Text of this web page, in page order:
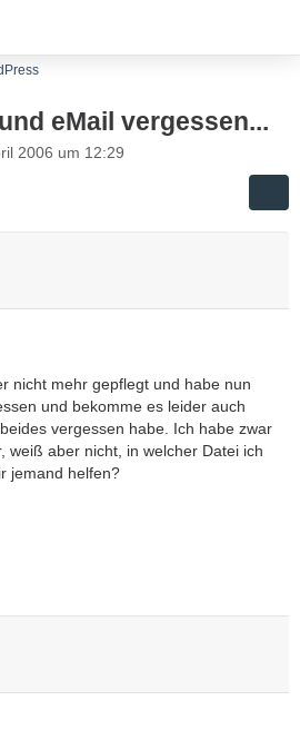
eMail vergessen...
2006 um 12:29
nicht mehr gepflegt und habe nun
und bekomme es leider auch
vergessen habe. Ich habe zwar
weiß aber nicht, in welcher Datei ich
jemand helfen?